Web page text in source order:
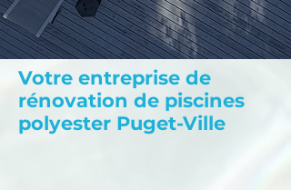
Votre entreprise de
rénovation de piscines
polyester Puget-Ville